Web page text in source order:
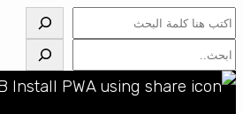
البحث
البحث